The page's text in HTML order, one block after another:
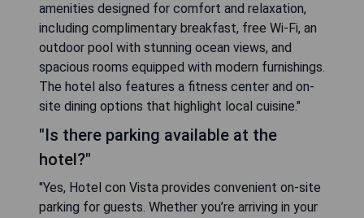
amenities designed for comfort and relaxation,
including complimentary breakfast, free Wi-Fi, an
outdoor pool with stunning ocean views, and
spacious rooms equipped with modern furnishings.
The hotel also features a fitness center and on-
site dining options that highlight local cuisine."
"Is there parking available at the
hotel?"
"Yes, Hotel con Vista provides convenient on-site
parking for guests. Whether you’re arriving in your